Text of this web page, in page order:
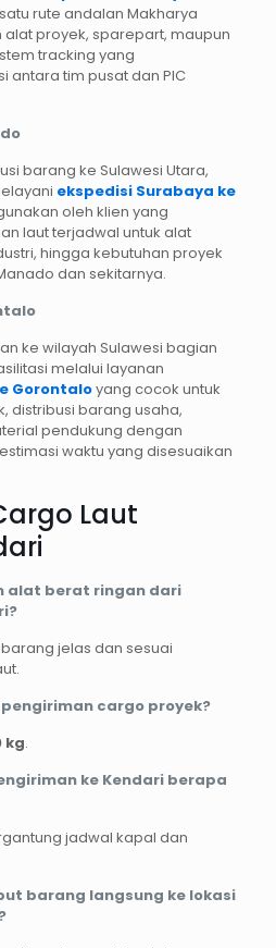
rute andalan Makharya
proyek, sparepart, maupun
tracking yang
antara tim pusat dan PIC
barang ke Sulawesi Utara,
ekspedisi Surabaya ke
oleh klien yang
laut terjadwal untuk alat
hingga kebutuhan proyek
dan sekitarnya.
ke wilayah Sulawesi bagian
melalui layanan
Gorontaloyang cocok untuk
distribusi barang usaha,
pendukung dengan
waktu yang disesuaikan
Laut
alat berat ringan dari
jelas dan sesuai
cargo proyek?
kg.
ke Kendari berapa
jadwal kapal dan
barang langsung ke lokasi